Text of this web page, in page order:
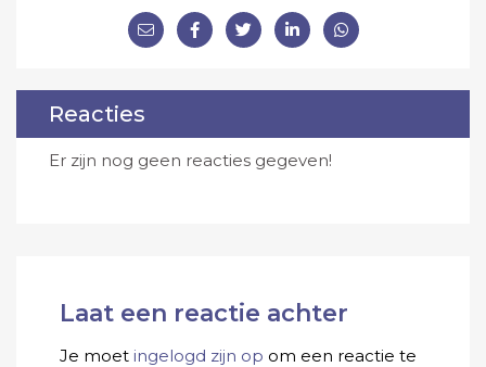
Reacties
Er zijn nog geen reacties gegeven!
Laat een reactie achter
Je moet ingelogd zijn op om een reactie te